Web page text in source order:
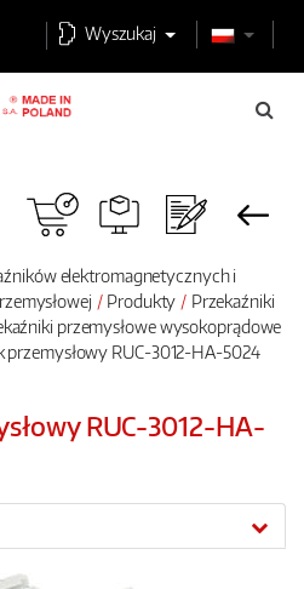
Wyszukaj
elektromagnetycznych i
Produkty
Przekaźniki
przemysłowe wysokoprądowe
RUC-3012-HA-5024
RUC-3012-HA-